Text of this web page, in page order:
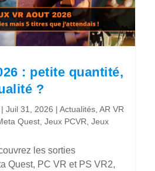
: petite quantité,
?
|Juil 31, 2026 |Actualités ,AR VR
Quest ,Jeux PCVR ,Jeux
les sorties
Quest, PC VR et PS VR2,